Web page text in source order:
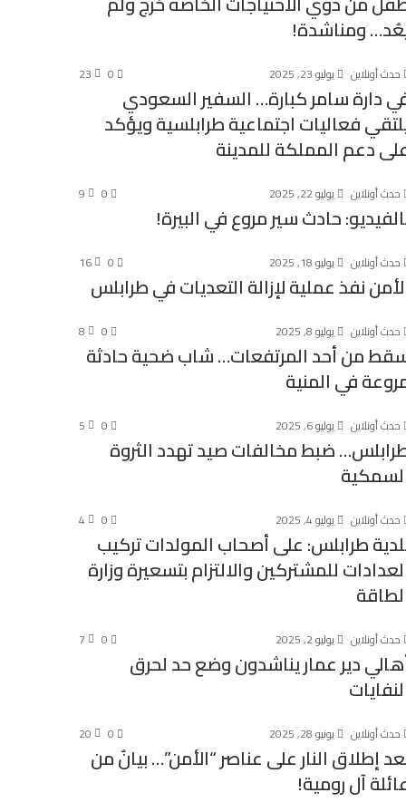
ومناشدة!
حدث أونلاين يوليو 23, 2025 0
23
دارة سامر كبارة… السفير السعودي
فعاليات اجتماعية طرابلسية ويؤكد
دعم المملكة للمدينة
حدث أونلاين يوليو 22, 2025 0
9
حادث سير مروع في البيرة!
حدث أونلاين يوليو 18, 2025 0
16
نفذ عملية لإزالة التعديات في طرابلس
حدث أونلاين يوليو 8, 2025 0
8
من أحد المرتفعات… شاب ضحية حادثة
في المنية
حدث أونلاين يوليو 6, 2025 0
5
ضبط مخالفات صيد تهدد الثروة
حدث أونلاين يوليو 4, 2025 0
4
طرابلس: على أصحاب المولدات تركيب
للمشتركين والالتزام بتسعيرة وزارة
حدث أونلاين يوليو 2, 2025 0
7
دير عمار يناشدون وضع حد لحرق
حدث أونلاين يونيو 28, 2025 0
20
إطلاق النار على عناصر “الأمن”… بيانٌ من
آل رومية!